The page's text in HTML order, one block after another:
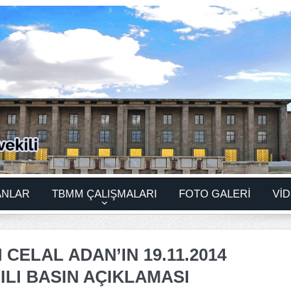
TBMM ÇALIŞMALARI FOTO GALERİ
ADAN’IN 19.11.2014
BASIN AÇIKLAMASI